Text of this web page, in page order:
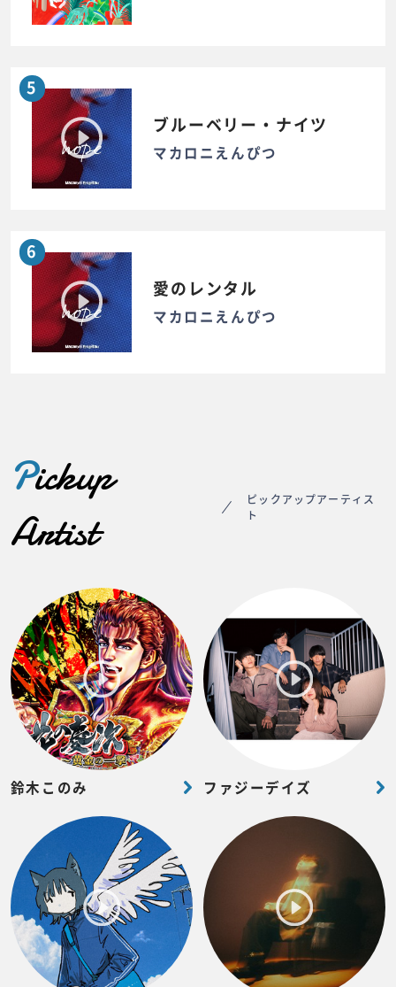
5
ブルーベリー・ナイツ
マカロニえんぴつ
6
愛のレンタル
マカロニえんぴつ
Pickup
Artist
ピックアップアーティス
ト
鈴木このみ ファジーデイズ